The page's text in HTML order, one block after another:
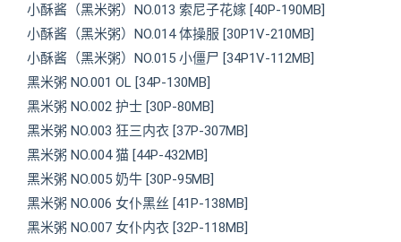
小酥酱（黑米粥）NO.013 索尼子花嫁 [40P-190MB]
小酥酱（黑米粥）NO.014 体操服 [30P1V-210MB]
小酥酱（黑米粥）NO.015 小僵尸 [34P1V-112MB]
黑米粥 NO.001 OL [34P-130MB]
黑米粥 NO.002 护士 [30P-80MB]
黑米粥 NO.003 狂三内衣 [37P-307MB]
黑米粥 NO.004 猫 [44P-432MB]
黑米粥 NO.005 奶牛 [30P-95MB]
黑米粥 NO.006 女仆黑丝 [41P-138MB]
黑米粥 NO.007 女仆内衣 [32P-118MB]